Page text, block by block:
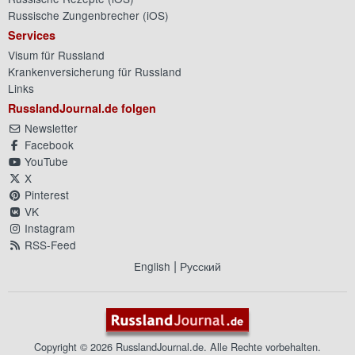
Russische Zungenbrecher (iOS)
Services
Visum für Russland
Krankenversicherung für Russland
Links
RusslandJournal.de folgen
Newsletter
Facebook
YouTube
X
Pinterest
VK
Instagram
RSS-Feed
English | Русский
Copyright © 2026 RusslandJournal.de. Alle Rechte vorbehalten.